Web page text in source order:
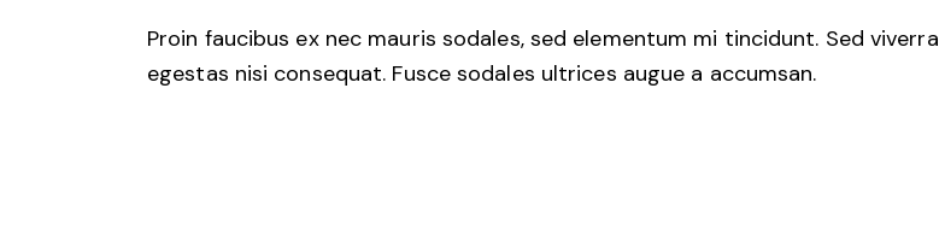
Proin faucibus ex nec mauris sodales, sed elementum mi tincidunt. Sed viverra
egestas nisi consequat. Fusce sodales ultrices augue a accumsan.